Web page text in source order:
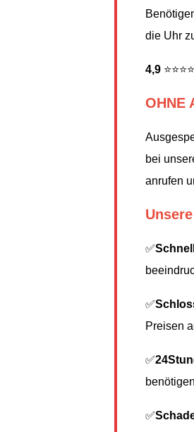
die Uhr
4,9
OHNE
bei
anrufen
✅
✅
Preisen
✅
✅